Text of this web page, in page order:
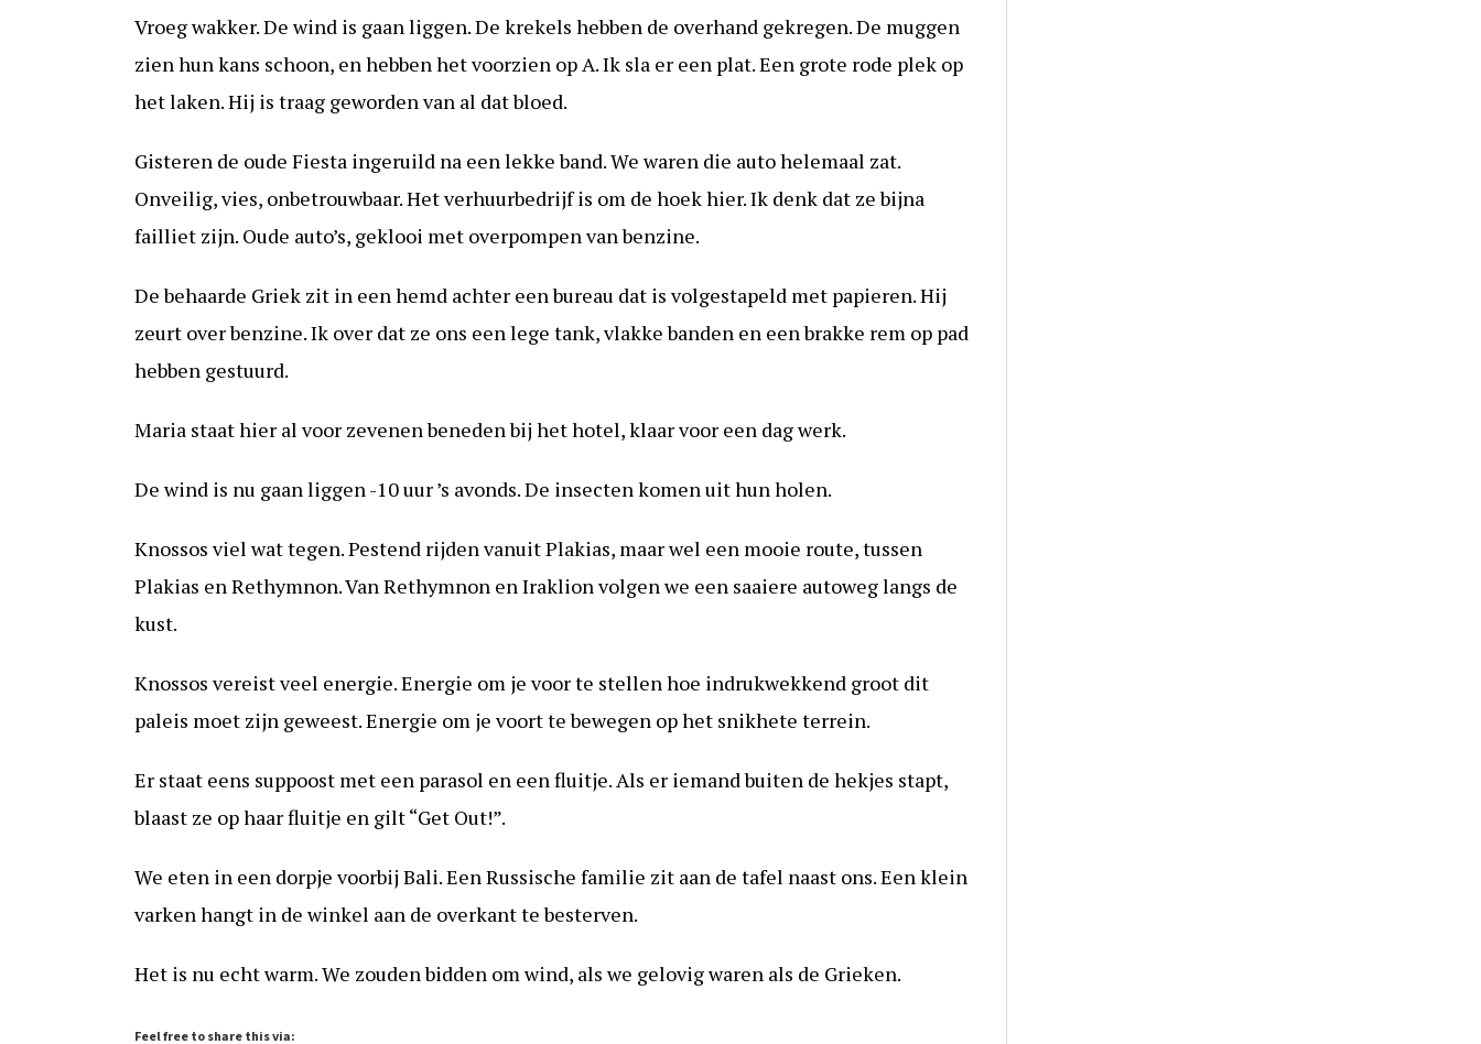
Vroeg wakker. De wind is gaan liggen. De krekels hebben de overhand gekregen. De muggen
zien hun kans schoon, en hebben het voorzien op A. Ik sla er een plat. Een grote rode plek op
het laken. Hij is traag geworden van al dat bloed.
Gisteren de oude Fiesta ingeruild na een lekke band. We waren die auto helemaal zat.
Onveilig, vies, onbetrouwbaar. Het verhuurbedrijf is om de hoek hier. Ik denk dat ze bijna
failliet zijn. Oude auto’s, geklooi met overpompen van benzine.
De behaarde Griek zit in een hemd achter een bureau dat is volgestapeld met papieren. Hij
zeurt over benzine. Ik over dat ze ons een lege tank, vlakke banden en een brakke rem op pad
hebben gestuurd.
Maria staat hier al voor zevenen beneden bij het hotel, klaar voor een dag werk.
De wind is nu gaan liggen -10 uur ’s avonds. De insecten komen uit hun holen.
Knossos viel wat tegen. Pestend rijden vanuit Plakias, maar wel een mooie route, tussen
Plakias en Rethymnon. Van Rethymnon en Iraklion volgen we een saaiere autoweg langs de
kust.
Knossos vereist veel energie. Energie om je voor te stellen hoe indrukwekkend groot dit
paleis moet zijn geweest. Energie om je voort te bewegen op het snikhete terrein.
Er staat eens suppoost met een parasol en een fluitje. Als er iemand buiten de hekjes stapt,
blaast ze op haar fluitje en gilt “Get Out!”.
We eten in een dorpje voorbij Bali. Een Russische familie zit aan de tafel naast ons. Een klein
varken hangt in de winkel aan de overkant te besterven.
Het is nu echt warm. We zouden bidden om wind, als we gelovig waren als de Grieken.
Feel free to share this via: